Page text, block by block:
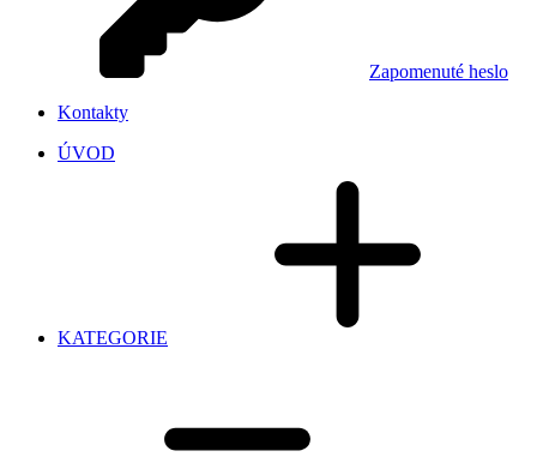
Zapomenuté heslo
Kontakty
ÚVOD
KATEGORIE